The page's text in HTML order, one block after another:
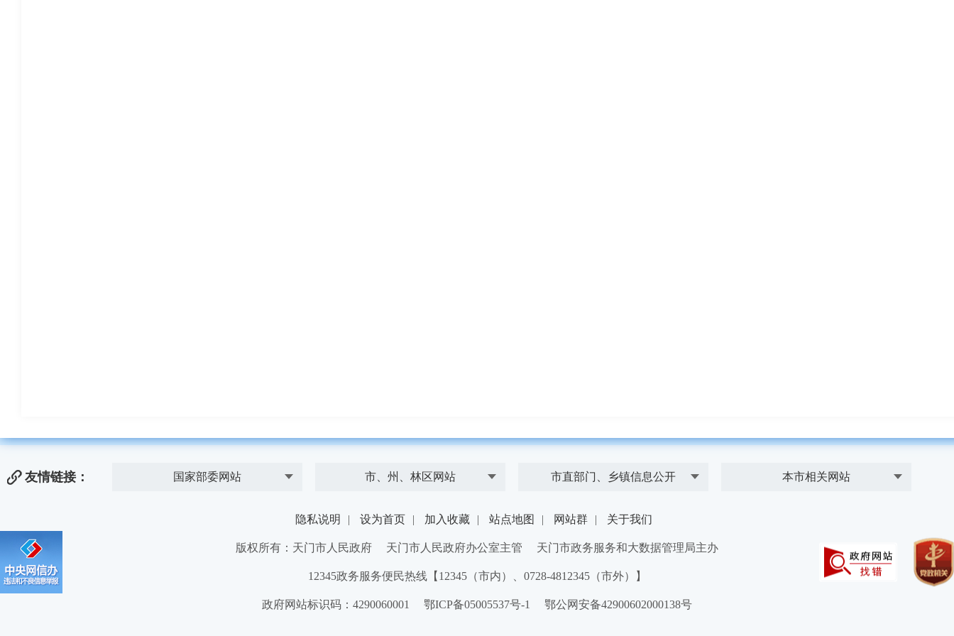
友情链接： 国家部委网站 市、州、林区网站 市直部门、乡镇信息公开 本市相关网站
隐私说明 | 设为首页 | 加入收藏 | 站点地图 | 网站群 | 关于我们
版权所有：天门市人民政府 天门市人民政府办公室主管 天门市政务服务和大数据管理局主办
12345政务服务便民热线【12345（市内）、0728-4812345（市外）】
政府网站标识码：4290060001 鄂ICP备05005537号-1 鄂公网安备42900602000138号